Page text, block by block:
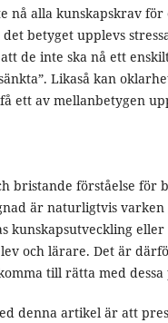
nå alla kunskapskrav för
betyget upplevs
de inte ska nå ett
Likaså kan
ett av mellanbetygen
bristande förståelse för
är naturligtvis varken
kunskapsutveckling
och lärare. Det är
till rätta med
denna artikel är att